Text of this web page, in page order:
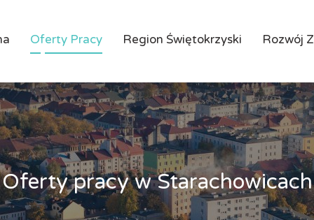
Oferty Pracy Region Świętokrzyski Rozwój
Oferty pracy w Starachowicach